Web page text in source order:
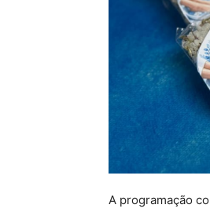
A programação